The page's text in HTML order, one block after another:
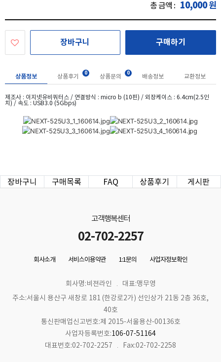
총 금액 : 10,000원
장바구니 구매하기
상품정보 상품후기 0 상품문의 0 배송정보 교환정보
제조사 : 이지넷유비쿼터스 / 연결방식 : micro b (10핀) / 외장케이스 : 6.4cm(2.5인
치) / 속도 : USB3.0 (5Gbps)
장바구니 구매목록 FAQ 상품후기 게시판
고객행복센터
02-702-2257
회사소개 서비스이용약관 1:1문의 사업자정보확인
회사명:비젼라인
대표:맹무영
주소:서울시 용산구 새창로 181 (한강로2가) 선인상가 21동 2층 36호,
40호
통신판매업신고번호:제 2015-서울용산-00136호
사업자등록번호:106-07-51164
대표번호:02-702-2257
Fax:02-702-2258